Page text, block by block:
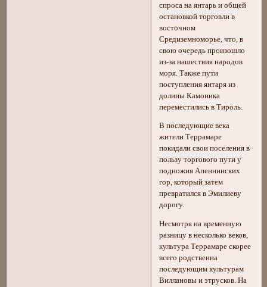
спроса на янтарь и общей
остановкой торговли в
восточном
Средиземноморье, что, в
свою очередь произошло
из-за нашествия народов
моря. Также пути
поступления янтаря из
долины Камоника
переместились в Тироль.
В последующие века
жители Террамаре
покидали свои поселения в
пользу торгового пути у
подножия Апеннинских
гор, который затем
превратился в Эмилиеву
дорогу.
Несмотря на временную
разницу в несколько веков,
культура Террамаре скорее
всего родственна
последующим культурам
Виллановы и этрусков. На